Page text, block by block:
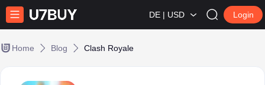
DE | USD Login
Home Blog Clash Royale